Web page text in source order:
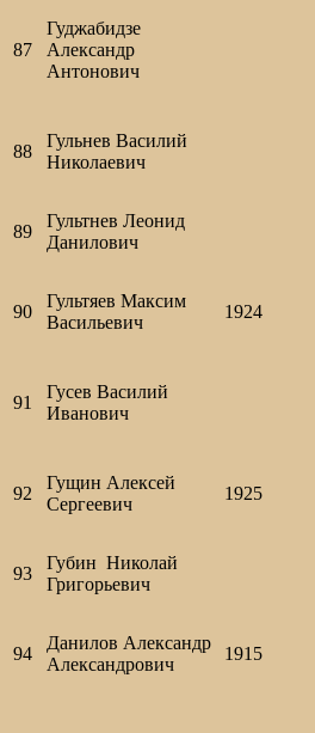
87
Гуджабидзе
Александр
Антонович
88
Гульнев Василий
Николаевич
89
Гультнев Леонид
Данилович
90
Гультяев Максим
Васильевич
1924
91
Гусев Василий
Иванович
92
Гущин Алексей
Сергеевич
1925
93
Губин Николай
Григорьевич
94
Данилов Александр
Александрович
1915